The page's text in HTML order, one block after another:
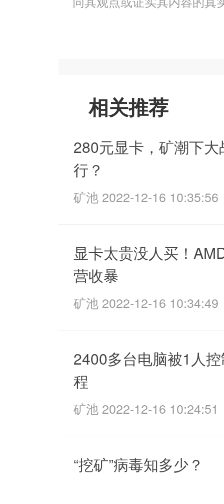
相关推荐
280元显卡，矿潮下
行？
矿池 2022-12-16 10:35:56
显卡太贵没人买！
营收暴
矿池 2022-12-16 10:34:49
2400多台电脑被1人控
程
矿池 2022-12-16 10:24:51
“挖矿”病毒知多少？